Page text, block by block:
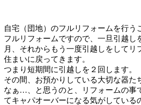
月
の
記
事
自宅（団地）のフルリフォームを行う
フルリフォームですので、一旦引越し
月、それからもう一度引越しをしてリ
住まいに戻ってきます。
つまり短期間に引越しを２回します。
その間、お預かりしている大切な器た
なぁ…、と思うのと、リフォームの事
てキャパオーバーになる気がしている